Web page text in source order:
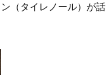
（タイレノール）が話